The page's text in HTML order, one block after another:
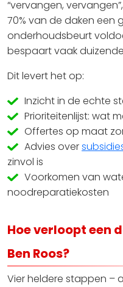
“vervangen,
70% van de daken een
onderhoudsbeurt
bespaart vaak
Dit levert het op:
Inzicht in de echte
Prioriteitenlijst: wat
Offertes op maat
Advies over
zinvol is
Voorkomen van
noodreparatiekosten
Hoe verloopt een
Ben Roos?
Vier heldere stappen –